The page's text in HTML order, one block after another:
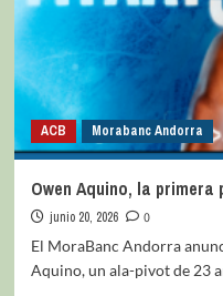
ACB Morabanc Andorra
Owen Aquino, la primera
junio 20, 2026
0
El MoraBanc Andorra
Aquino, un ala-pivot de 23